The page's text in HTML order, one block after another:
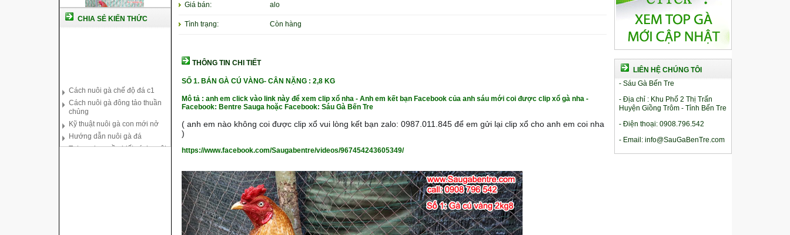
CHIA SẺ KIẾN THỨC
Cách nuôi gà đông tảo thuần
chủng
Kỹ thuật nuôi gà con mới nở
Hướng dẫn nuôi gà đá
Tại sao bạn cần biết cách nuôi
gà chọi ?
Giá bán: alo
Tình trạng: Còn hàng
THÔNG TIN CHI TIẾT
SỐ 1. BÁN GÀ CÚ VÀNG- CÂN NẶNG : 2,8 KG
Mô tả : anh em click vào link này để xem clip xổ nha - Anh em kết bạn Facebook của anh sáu mới coi được clip xổ gà nha -
Facebook: Bentre Sauga hoặc Facebook: Sáu Gà Bến Tre
( anh em nào không coi được clip xổ vui lòng kết bạn zalo: 0987.011.845 để em gửi lại clip xổ cho anh em coi nha
)
https://www.facebook.com/Saugabentre/videos/967454243605349/
LIÊN HỆ CHÚNG TÔI
- Sáu Gà Bến Tre
- Địa chỉ : Khu Phố 2 Thị Trấn
Huyện Giồng Trôm - Tỉnh Bến Tre
- Điện thoại: 0908.796.542
- Email: info@SauGaBenTre.com